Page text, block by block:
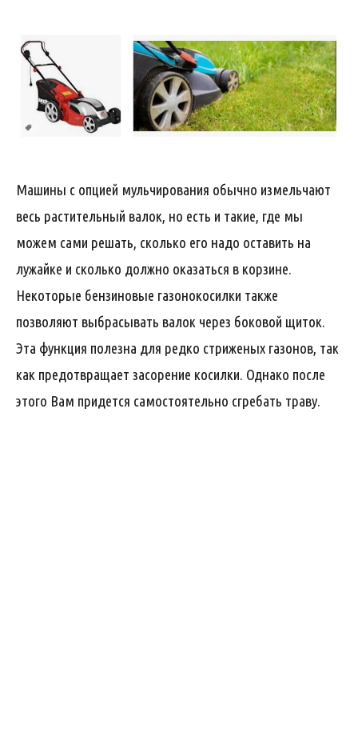
Машины с опцией мульчирования обычно измельчают
весь растительный валок, но есть и такие, где мы
можем сами решать, сколько его надо оставить на
лужайке и сколько должно оказаться в корзине.
Некоторые бензиновые газонокосилки также
позволяют выбрасывать валок через боковой щиток.
Эта функция полезна для редко стриженых газонов, так
как предотвращает засорение косилки. Однако после
этого Вам придется самостоятельно сгребать траву.